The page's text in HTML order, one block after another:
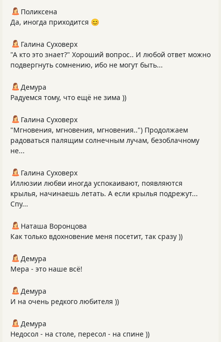
Поликсена
Да, иногда приходится 😊
Галина Суховерх
"А кто это знает?" Хороший вопрос.. И любой ответ можно
подвергнуть сомнению, ибо не могут быть...
Демура
Радуемся тому, что ещё не зима ))
Галина Суховерх
"Мгновения, мгновения, мгновения..") Продолжаем
радоваться палящим солнечным лучам, безоблачному
не...
Галина Суховерх
Иллюзии любви иногда успокаивают, появляются
крылья, начинаешь летать. А если крылья подрежут...
Спу...
Наташа Воронцова
Как только вдохновение меня посетит, так сразу ))
Демура
Мера - это наше всё!
Демура
И на очень редкого любителя ))
Демура
Недосол - на столе, пересол - на спине ))